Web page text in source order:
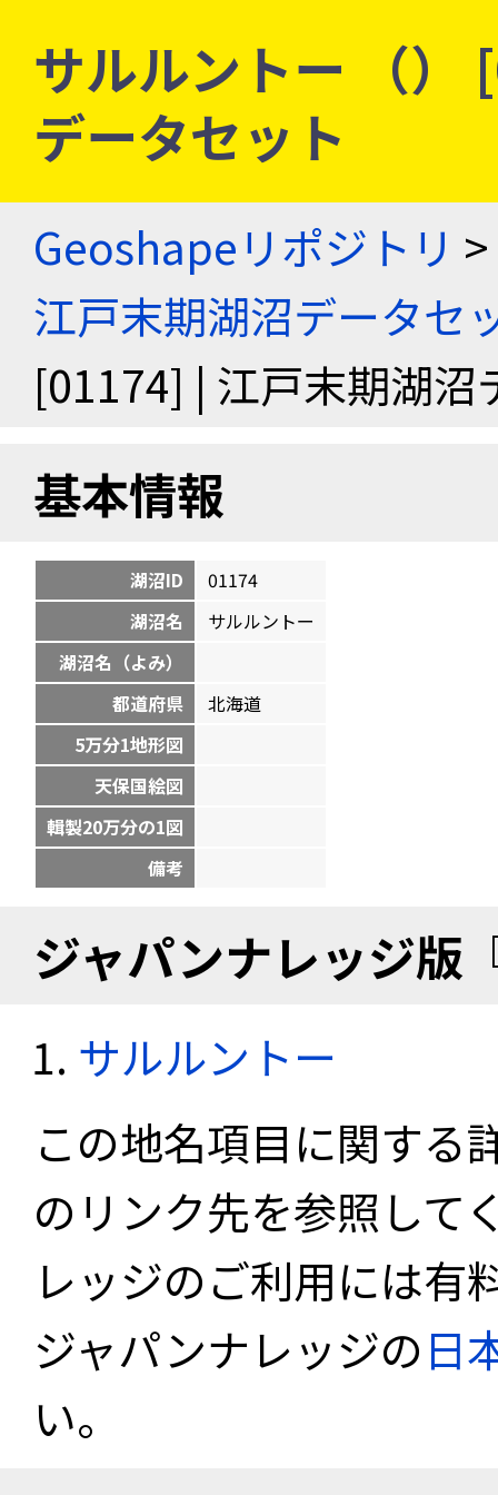
サルルントー （
データセット
Geoshapeリポジトリ >
江戸末期湖沼データセ
[01174] | 江戸末期湖沼
基本情報
湖沼ID
01174
湖沼名
サルルントー
湖沼名（よみ）
都道府県
北海道
5万分1地形図
天保国絵図
輯製20万分の1図
備考
ジャパンナレッジ版
サルルントー
この地名項目に関する
のリンク先を参照して
レッジのご利用には有
ジャパンナレッジの日
い。